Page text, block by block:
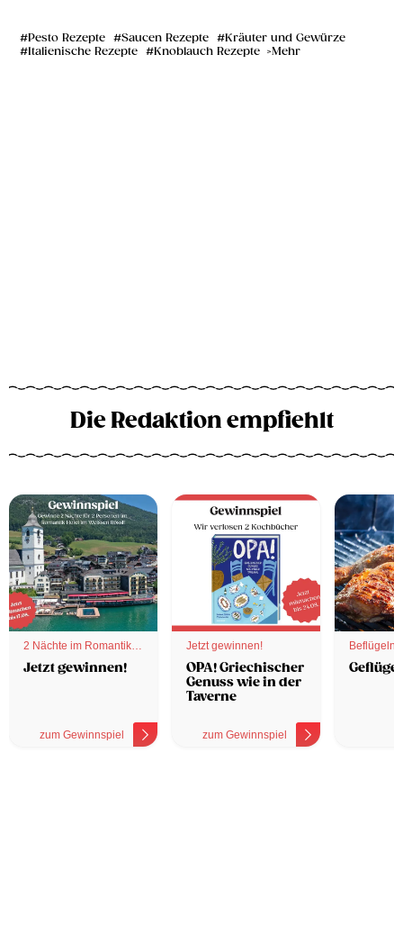
Pesto Rezepte Saucen Rezepte
Kräuter und Gewürze
Italienische Rezepte
Knoblauch Rezepte Mehr
Die Redaktion empfiehlt
2 Nächte im Romantik
Hotel
Jetzt gewinnen!
zum Gewinnspiel
Jetzt gewinnen!
OPA! Griechischer
Genuss wie in der
Taverne
zum Gewinnspiel